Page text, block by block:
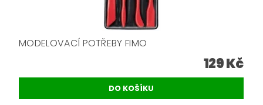
MODELOVACÍ POTŘEBY FIMO
129 Kč